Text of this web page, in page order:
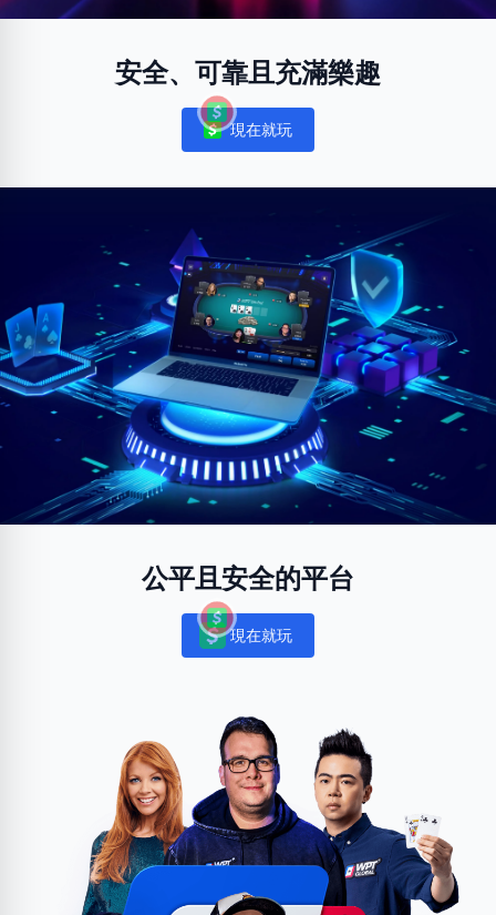
安全、可靠且充滿樂趣
Notifications
現在就玩
公平且安全的平台
Notifications
現在就玩